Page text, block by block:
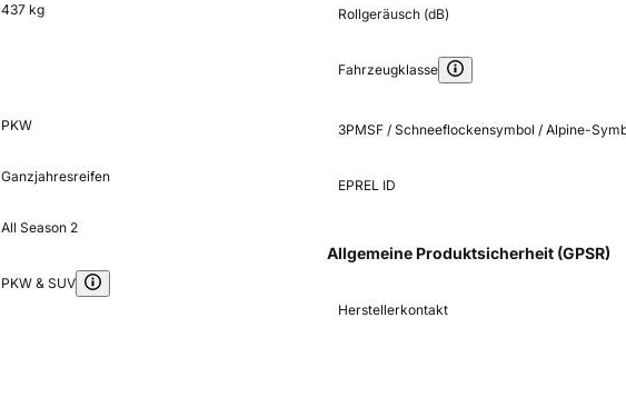
437 kg
PKW
Ganzjahresreifen
All Season 2
PKW & SUV
Rollgeräusch (dB)
Fahrzeugklasse
3PMSF / Schneeflockensymbol / Alpine-
EPREL ID
Allgemeine Produktsicherheit (GPSR)
Herstellerkontakt